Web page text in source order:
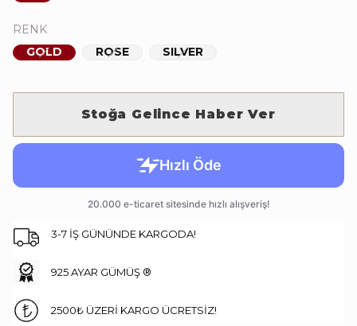
RENK
GOLD
ROSE SILVER
Stoğa Gelince Haber Ver
3-7 İŞ GÜNÜNDE KARGODA!
925 AYAR GÜMÜŞ ®
2500₺ ÜZERİ KARGO ÜCRETSİZ!